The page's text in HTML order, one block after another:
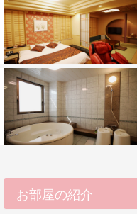
お部屋の紹介